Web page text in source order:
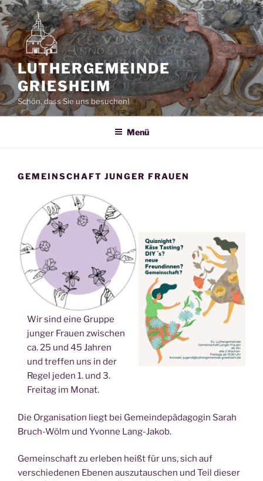
Zum
Inhalt
springen
LUTHERGEMEINDE
GRIESHEIM
Schön, dass Sie uns besuchen!
Menü
GEMEINSCHAFT JUNGER FRAUEN
Wir sind eine Gruppe
junger Frauen zwischen
ca. 25 und 45 Jahren
und treffen uns in der
Regel jeden 1. und 3.
Freitag im Monat.
Die Organisation liegt bei Gemeindepädagogin Sarah
Bruch-Wölm und Yvonne Lang-Jakob.
Gemeinschaft zu erleben heißt für uns, sich auf
verschiedenen Ebenen auszutauschen und Teil dieser